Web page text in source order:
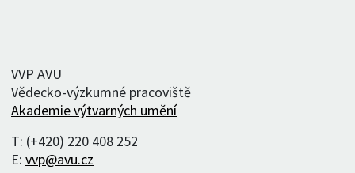
Archivy
VVP
VVP AVU
Vědecko-výzkumné pracoviště
Akademie výtvarných umění
T: (+420) 220 408 252
E: vvp@avu.cz